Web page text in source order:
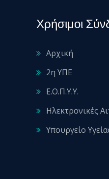
Χρήσιμοι
Αρχική
2η ΥΠΕ
Ε.Ο.Π.Υ.Υ.
Ηλεκτρονικές
Υπουργείο